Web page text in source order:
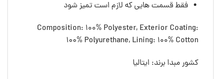
فقط قسمت هایی که لازم است تمیز شود
Composition: 100% Polyester, Exterior Coating:
100% Polyurethane, Lining: 100% Cotton
کشور مبدا برند: ایتالیا